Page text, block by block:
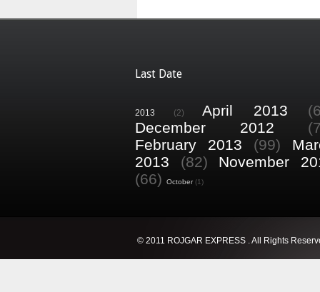
Last Date
2013 (2) April 2013
December 2012
February 2013
(99)
2013
(82)
November
(66)
October (1)
© 2011 ROJGAR EXPRESS . All Rights